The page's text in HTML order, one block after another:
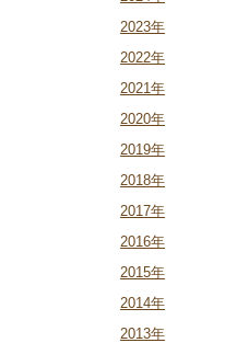
2023年
2022年
2021年
2020年
2019年
2018年
2017年
2016年
2015年
2014年
2013年